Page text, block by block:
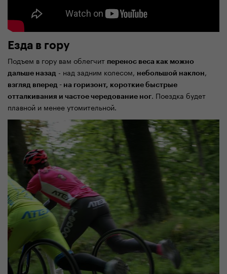
Езда в гору
Подъем в гору вам облегчит перенос веса как можно
дальше назад - над задним колесом, небольшой наклон,
взгляд вперед - на горизонт, короткие быстрые
отталкивания и частое чередование ног. Поездка будет
плавной и менее утомительной.